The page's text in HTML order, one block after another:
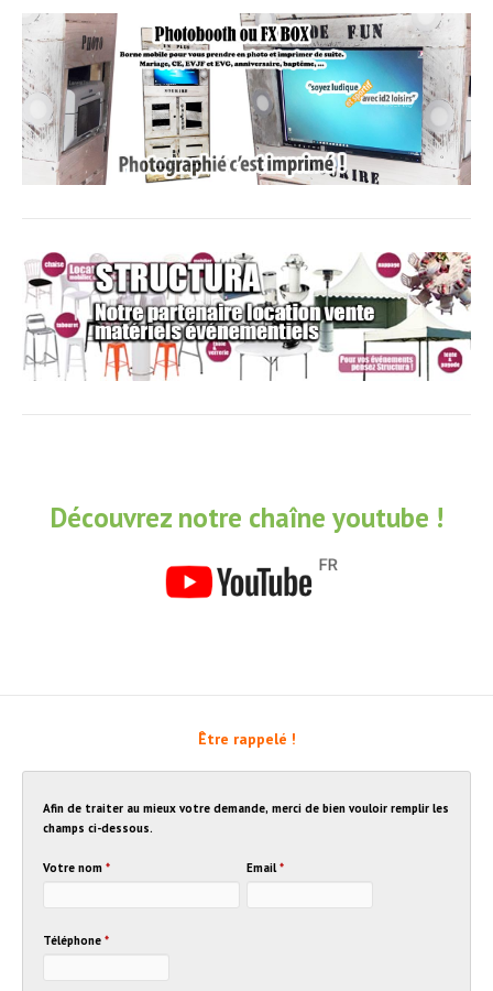
Découvrez notre chaîne youtube !
Être rappelé !
Afin de traiter au mieux votre demande, merci de bien vouloir remplir les
champs ci-dessous.
Votre nom * Email*
Téléphone *